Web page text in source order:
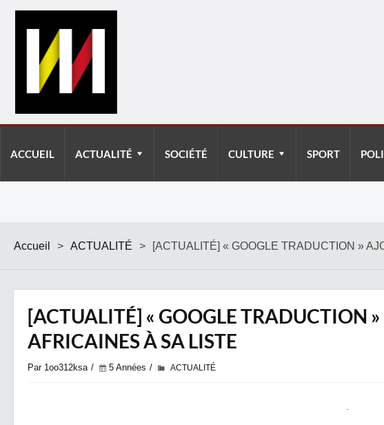
ACCUEIL ACTUALITÉ SOCIÉTÉ CULTURE SPORT
Accueil > ACTUALITÉ > [ACTUALITÉ] « GOOGLE TRADUCTION »
[ACTUALITÉ] « GOOGLE TRADUCTION
AFRICAINES À SA LISTE
Par 1oo312ksa 5 Années ACTUALITÉ